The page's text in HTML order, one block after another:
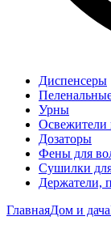
Диспенсеры
Урны
Дозаторы
Фены для
Сушилки
Держатели,
ГлавнаяДом и дача